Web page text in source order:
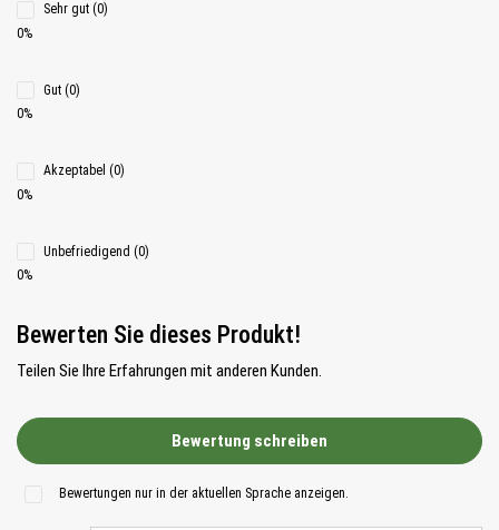
Sehr gut (0)
0%
Gut (0)
0%
Akzeptabel (0)
0%
Unbefriedigend (0)
0%
Bewerten Sie dieses Produkt!
Teilen Sie Ihre Erfahrungen mit anderen Kunden.
Bewertung schreiben
Bewertungen nur in der aktuellen Sprache anzeigen.